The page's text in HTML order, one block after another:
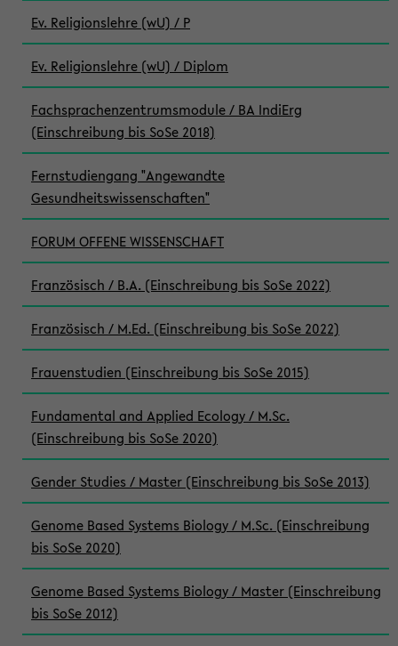
Ev. Religionslehre (wU) / P
Ev. Religionslehre (wU) / Diplom
Fachsprachenzentrumsmodule / BA IndiErg
(Einschreibung bis SoSe 2018)
Fernstudiengang "Angewandte
Gesundheitswissenschaften"
FORUM OFFENE WISSENSCHAFT
Französisch / B.A. (Einschreibung bis SoSe 2022)
Französisch / M.Ed. (Einschreibung bis SoSe 2022)
Frauenstudien (Einschreibung bis SoSe 2015)
Fundamental and Applied Ecology / M.Sc.
(Einschreibung bis SoSe 2020)
Gender Studies / Master (Einschreibung bis SoSe 2013)
Genome Based Systems Biology / M.Sc. (Einschreibung
bis SoSe 2020)
Genome Based Systems Biology / Master (Einschreibung
bis SoSe 2012)